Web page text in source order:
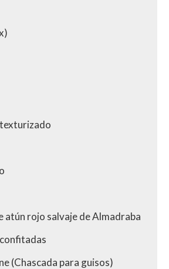
atún rojo salvaje de Almadraba
(Chascada para guisos)